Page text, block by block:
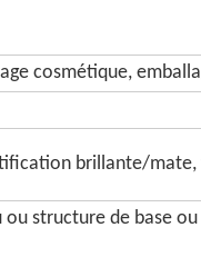
cosmétique,
brillante/
structure de base